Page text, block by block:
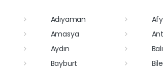
Adıyaman
Amasya
Aydın
Bayburt